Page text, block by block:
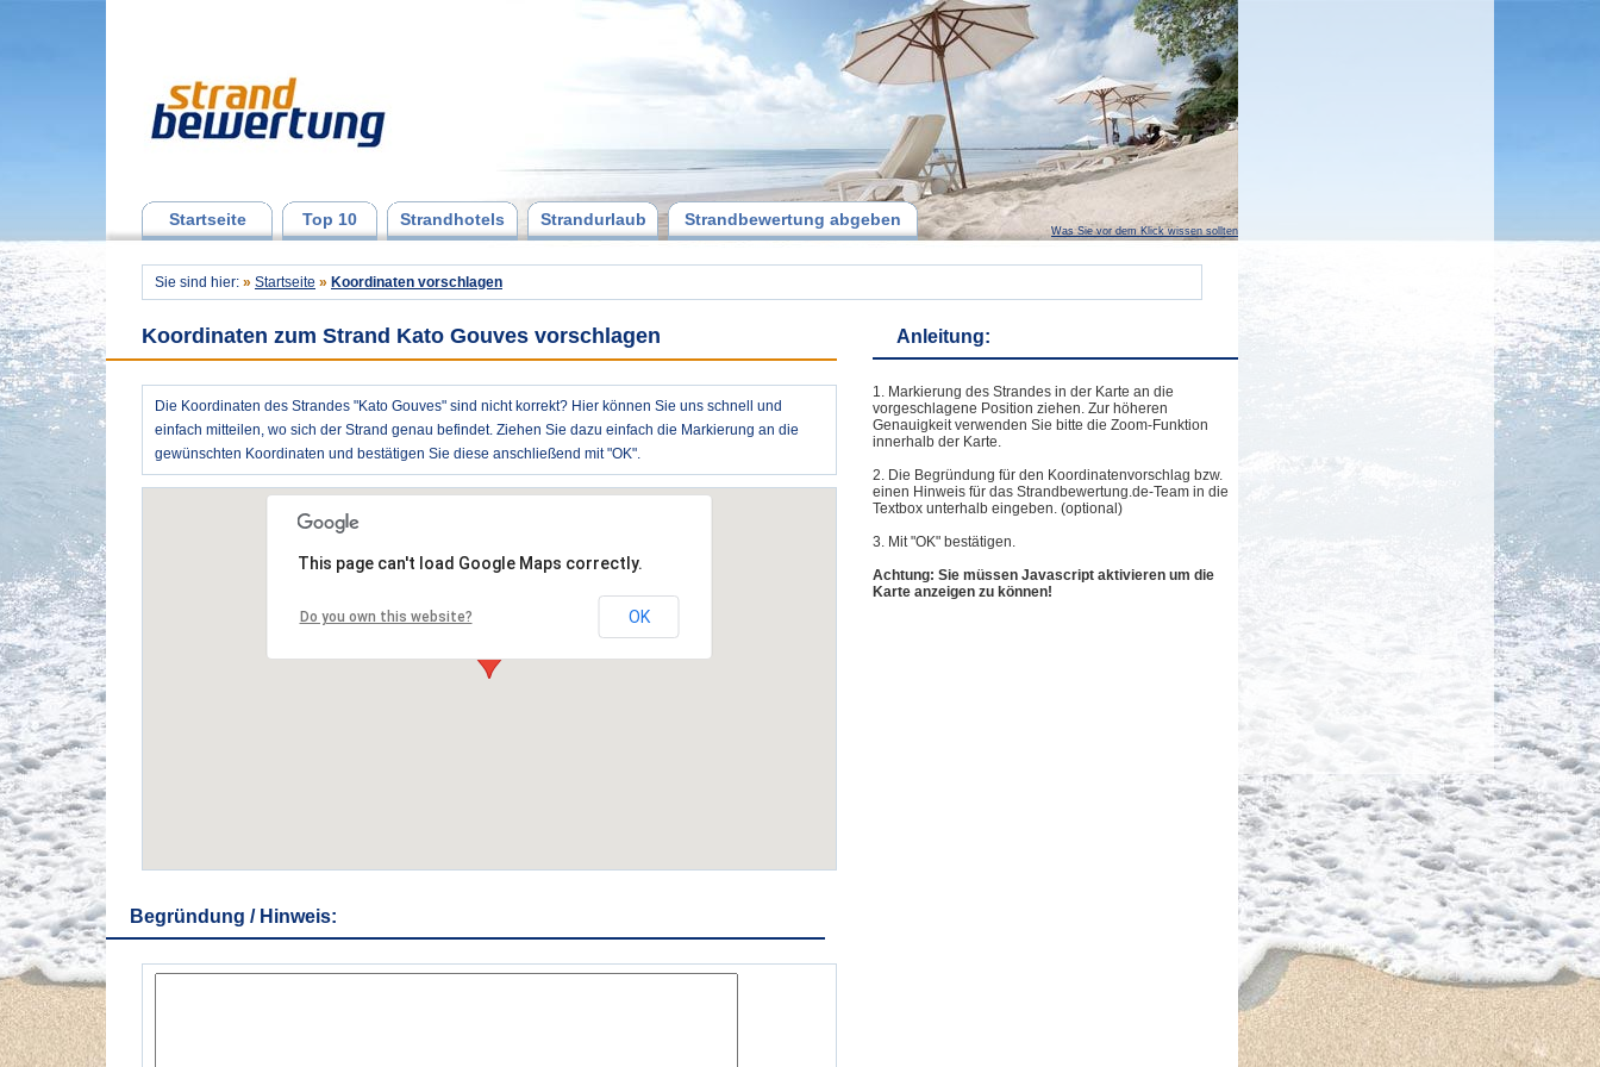
Startseite Top 10 Strandhotels Strandurlaub Strandbewertung abgeben
Was Sie vor dem Klick wissen sollten
Sie sind hier: » Startseite » Koordinaten vorschlagen
Koordinaten zum Strand Kato Gouves vorschlagen
Die Koordinaten des Strandes "Kato Gouves" sind nicht korrekt? Hier können Sie uns schnell und
einfach mitteilen, wo sich der Strand genau befindet. Ziehen Sie dazu einfach die Markierung an die
gewünschten Koordinaten und bestätigen Sie diese anschließend mit "OK".
This page can't load Google Maps correctly.
Do you own this website? OK
Begründung / Hinweis:
Anleitung:
1. Markierung des Strandes in der Karte an die
vorgeschlagene Position ziehen. Zur höheren
Genauigkeit verwenden Sie bitte die Zoom-Funktion
innerhalb der Karte.
2. Die Begründung für den Koordinatenvorschlag bzw.
einen Hinweis für das Strandbewertung.de-Team in die
Textbox unterhalb eingeben. (optional)
3. Mit "OK" bestätigen.
Achtung: Sie müssen Javascript aktivieren um die
Karte anzeigen zu können!